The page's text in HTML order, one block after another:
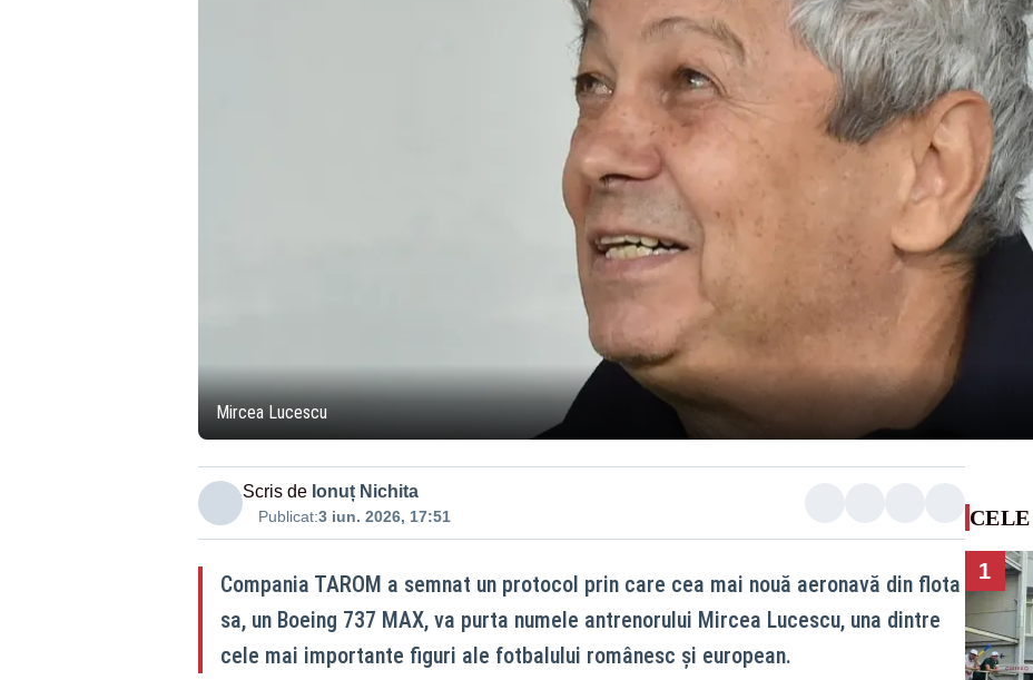
Mircea Lucescu
Scris de Ionuț Nichita
Publicat:3 iun. 2026, 17:51
Compania TAROM a semnat un protocol prin care cea mai nouă aeronavă din flota
sa, un Boeing 737 MAX, va purta numele antrenorului Mircea Lucescu, una dintre
cele mai importante figuri ale fotbalului românesc și european.
1